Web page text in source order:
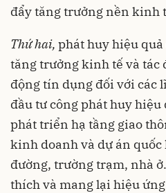
đẩy tăng trưởng nền kinh
Thứ hai, phát huy hiệu quả
tăng trưởng kinh tế và tác
động tín dụng đối với các
đầu tư công phát huy hiệu
phát triển hạ tầng giao
kinh doanh và dự án
đường, trường trạm, nhà
thích và mang lại hiệu